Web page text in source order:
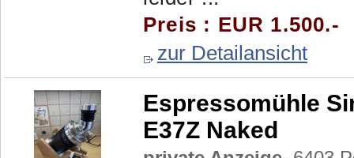
Preis : EUR 1.500.-
zur Detailansicht
Espressomühle
E37Z Naked